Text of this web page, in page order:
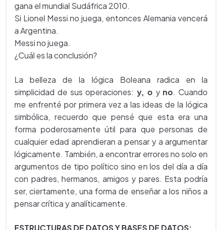
gana el mundial Sudáfrica 2010.
Si Lionel Messi no juega, entonces Alemania vencerá
a Argentina.
Messi no juega.
¿Cuál es la conclusión?
La belleza de la lógica Boleana radica en la
simplicidad de sus operaciones: y, oy no. Cuando
me enfrenté por primera vez a las ideas de la lógica
simbólica, recuerdo que pensé que esta era una
forma poderosamente útil para que personas de
cualquier edad aprendieran a pensar y a argumentar
lógicamente. También, a encontrar errores no solo en
argumentos de tipo político sino en los del día a día
con padres, hermanos, amigos y pares. Esta podría
ser, ciertamente, una forma de enseñar a los niños a
pensar crítica y analíticamente.
ESTRUCTURAS DE DATOS Y BASES DE DATOS: